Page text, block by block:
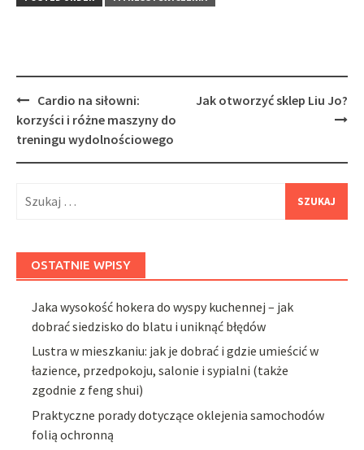
Post
navigation
Cardio na siłowni:
korzyści i różne maszyny do
treningu wydolnościowego
Jak otworzyć sklep Liu Jo?
OSTATNIE WPISY
Jaka wysokość hokera do wyspy kuchennej – jak
dobrać siedzisko do blatu i uniknąć błędów
Lustra w mieszkaniu: jak je dobrać i gdzie umieścić w
łazience, przedpokoju, salonie i sypialni (także
zgodnie z feng shui)
Praktyczne porady dotyczące oklejenia samochodów
folią ochronną